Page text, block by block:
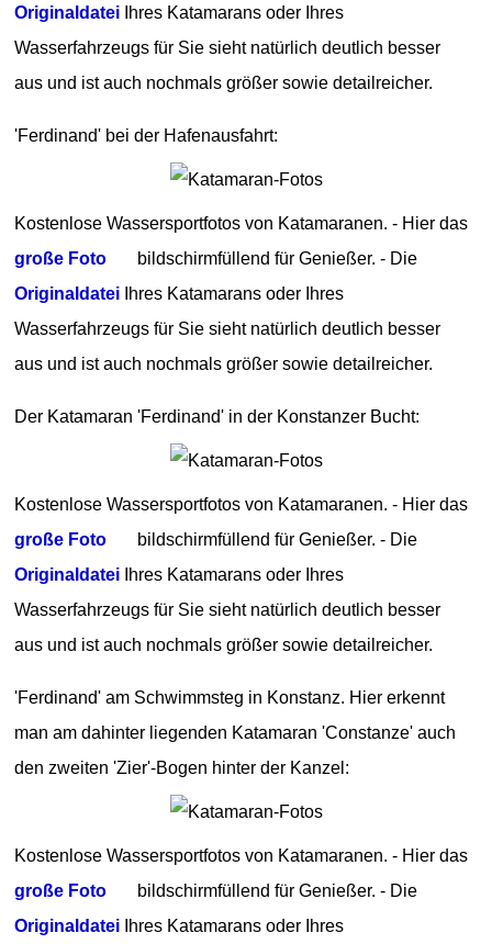
Originaldatei Ihres Katamarans oder Ihres
Wasserfahrzeugs für Sie sieht natürlich deutlich besser
aus und ist auch nochmals größer sowie detailreicher.
'Ferdinand' bei der Hafenausfahrt:
Kostenlose Wassersportfotos von Katamaranen. - Hier das
große Foto
bildschirmfüllend für Genießer. - Die
Originaldatei Ihres Katamarans oder Ihres
Wasserfahrzeugs für Sie sieht natürlich deutlich besser
aus und ist auch nochmals größer sowie detailreicher.
Der Katamaran 'Ferdinand' in der Konstanzer Bucht:
Kostenlose Wassersportfotos von Katamaranen. - Hier das
große Foto
bildschirmfüllend für Genießer. - Die
Originaldatei Ihres Katamarans oder Ihres
Wasserfahrzeugs für Sie sieht natürlich deutlich besser
aus und ist auch nochmals größer sowie detailreicher.
'Ferdinand' am Schwimmsteg in Konstanz. Hier erkennt
man am dahinter liegenden Katamaran 'Constanze' auch
den zweiten 'Zier'-Bogen hinter der Kanzel:
Kostenlose Wassersportfotos von Katamaranen. - Hier das
große Foto
bildschirmfüllend für Genießer. - Die
Originaldatei Ihres Katamarans oder Ihres